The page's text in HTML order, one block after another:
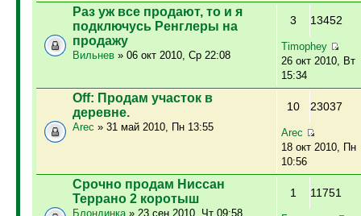
Раз уж все продают, то и я
подключусь Ренглеры на
продажу
Вильнев» 06 окт 2010, Ср 22:08
3 13452
Timophey
26 окт 2010, Вт
15:34
Off: Продам участок в
деревне.
Arec » 31 май 2010, Пн 13:55
10 23037
Arec
18 окт 2010, Пн
10:56
Срочно продам Ниссан
Террано 2 коротыш
Блондинка» 23 сен 2010, Чт 09:58
1 11751